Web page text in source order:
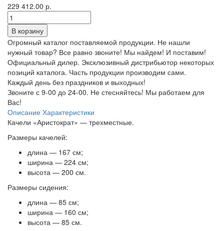
229 412.00 р.
Огромный каталог поставляемой продукции. Не нашли
нужный товар? Все равно звоните! Мы найдем! И поставим!
Официальный дилер. Эксклюзивный дистрибьютор некоторых
позиций каталога. Часть продукции производим сами.
Каждый день без праздников и выходных!
Звоните с 9-00 до 24-00. Не стесняйтесь! Мы работаем для
Вас!
Описание Характеристики
Качели «Аристократ» — трехместные.
Размеры качелей:
длина — 167 см;
ширина — 224 см;
высота — 200 см.
Размеры сидения:
длина — 85 см;
ширина — 160 см;
высота — 85 см.